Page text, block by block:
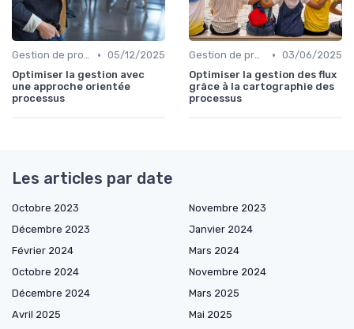
Gestion de projets • 05/12/2025
Optimiser la gestion avec
une approche orientée
processus
Gestion de projets • 03/06/2025
Optimiser la gestion des flux
grâce à la cartographie des
processus
Les articles par date
Octobre 2023
Novembre 2023
Décembre 2023
Janvier 2024
Février 2024
Mars 2024
Octobre 2024
Novembre 2024
Décembre 2024
Mars 2025
Avril 2025
Mai 2025